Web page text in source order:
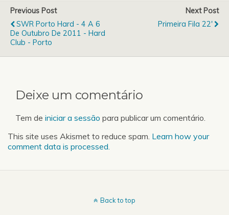
ser realizada na FEUP,
pelas 12h00. A
participação é gratuita e
aberta a todos os que…
Previous Post
SWR Porto Hard - 4 A 6
De Outubro De 2011 - Hard
Club - Porto
Next Post
Primeira Fila 22'
Deixe um comentário
Tem de iniciar a sessão para publicar um comentário.
This site uses Akismet to reduce spam. Learn how your
comment data is processed.
Back to top